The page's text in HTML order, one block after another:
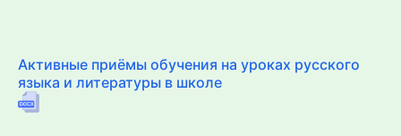
Активные приёмы обучения на уроках русского
языка и литературы в школе